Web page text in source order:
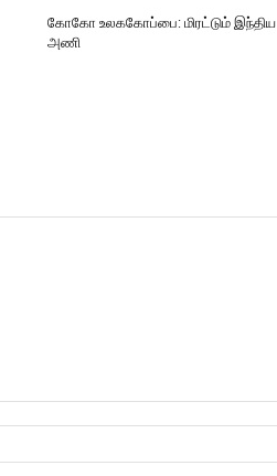
கோகோ உலககோப்பை: மிரட்டும் இந்திய
அணி